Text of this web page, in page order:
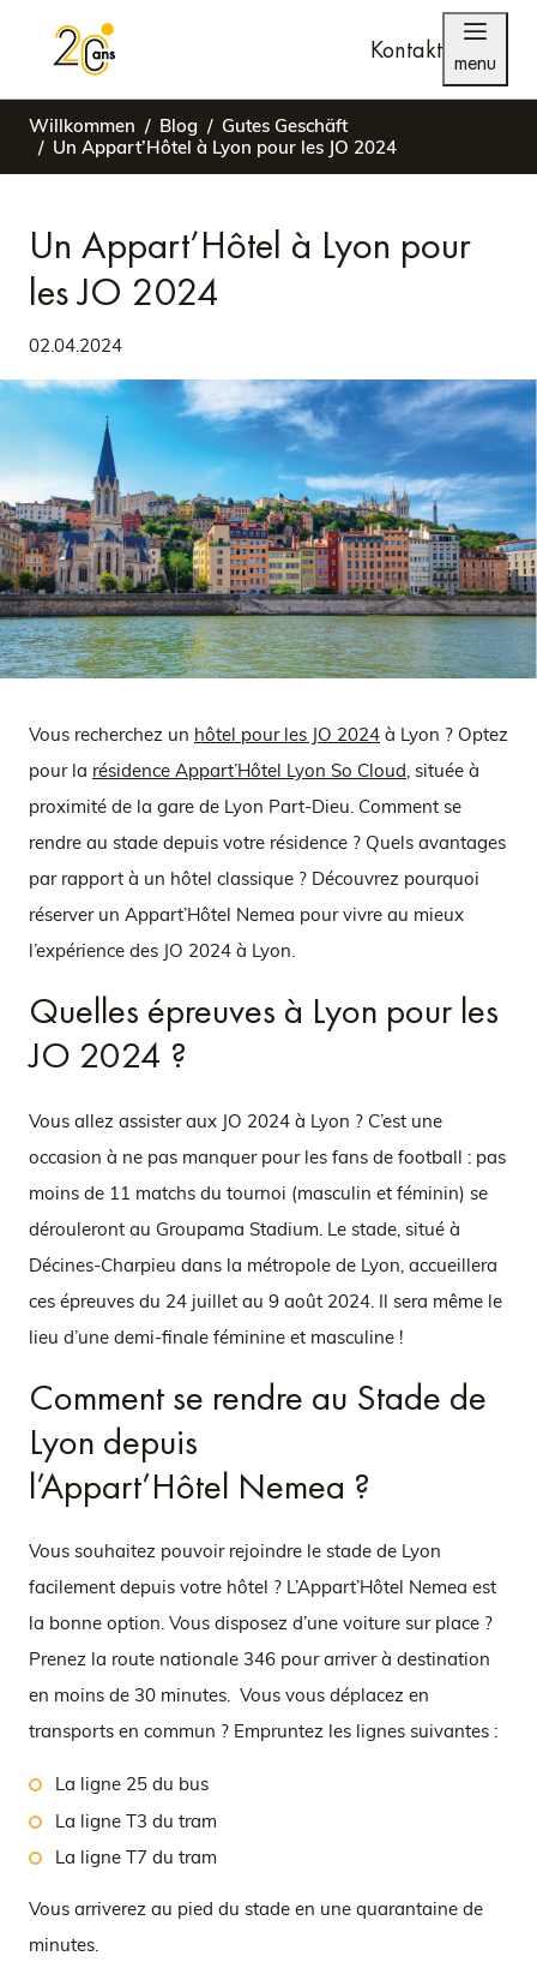
Kontakt menu
Willkommen Blog
Gutes Geschäft
Un Appart’Hôtel à Lyon pour les JO 2024
Un Appart’Hôtel à Lyon pour
les JO 2024
02.04.2024
Vous recherchez un hôtel pour les JO 2024 à Lyon ? Optez
pour la résidence Appart’Hôtel Lyon So Cloud, située à
proximité de la gare de Lyon Part-Dieu. Comment se
rendre au stade depuis votre résidence ? Quels avantages
par rapport à un hôtel classique ? Découvrez pourquoi
réserver un Appart’Hôtel Nemea pour vivre au mieux
l’expérience des JO 2024 à Lyon.
Quelles épreuves à Lyon pour les
JO 2024 ?
Vous allez assister aux JO 2024 à Lyon ? C’est une
occasion à ne pas manquer pour les fans de football : pas
moins de 11 matchs du tournoi (masculin et féminin) se
dérouleront au Groupama Stadium. Le stade, situé à
Décines-Charpieu dans la métropole de Lyon, accueillera
ces épreuves du 24 juillet au 9 août 2024. Il sera même le
lieu d’une demi-finale féminine et masculine !
Comment se rendre au Stade de
Lyon depuis
l’Appart’Hôtel Nemea ?
Vous souhaitez pouvoir rejoindre le stade de Lyon
facilement depuis votre hôtel ? L’Appart’Hôtel Nemea est
la bonne option. Vous disposez d’une voiture sur place ?
Prenez la route nationale 346 pour arriver à destination
en moins de 30 minutes. Vous vous déplacez en
transports en commun ? Empruntez les lignes suivantes :
La ligne 25 du bus
La ligne T3 du tram
La ligne T7 du tram
Vous arriverez au pied du stade en une quarantaine de
minutes.